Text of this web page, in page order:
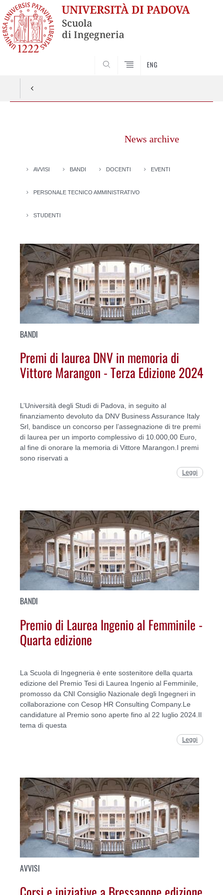
ENG
News archive
AVVISI BANDI DOCENTI EVENTI
PERSONALE TECNICO AMMINISTRATIVO
STUDENTI
BANDI
Premi di laurea DNV in memoria di
Vittore Marangon - Terza Edizione 2024
L’Università degli Studi di Padova, in seguito al
finanziamento devoluto da DNV Business Assurance Italy
Srl, bandisce un concorso per l’assegnazione di tre premi
di laurea per un importo complessivo di 10.000,00 Euro,
al fine di onorare la memoria di Vittore Marangon.I premi
sono riservati a
Leggi
BANDI
Premio di Laurea Ingenio al Femminile -
Quarta edizione
La Scuola di Ingegneria è ente sostenitore della quarta
edizione del Premio Tesi di Laurea Ingenio al Femminile,
promosso da CNI Consiglio Nazionale degli Ingegneri in
collaborazione con Cesop HR Consulting Company.Le
candidature al Premio sono aperte fino al 22 luglio 2024.Il
tema di questa
Leggi
AVVISI